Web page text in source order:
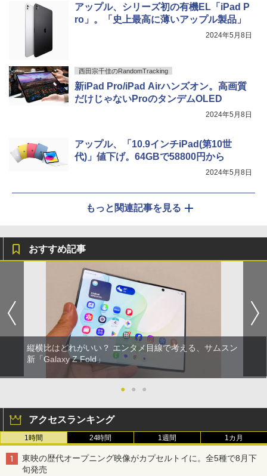
アップル、シリーズ初の有機EL「iPad P
ro」。「史上最高に薄いアップル製品」
2024年5月8日
西田宗千佳のRandomTracking
新iPad Pro/iPad Airハンズオン。高画質
だけじゃないProのタンデムOLED
2024年5月8日
アップル、「10.9インチiPad(第10世
代)」値下げ。64GBで58800円から
2024年5月8日
もっと関連記事を見る
おすすめ記事
縦横比はどれがいい？ エンタメ目線で考える、サムスン
新「Galaxy Z Fold」
● ● ●
アクセスランキング
1時間 24時間 1週間 1カ月
東映の歴代オープニング映像がカプセルトイに。全5種で8月下
旬発売